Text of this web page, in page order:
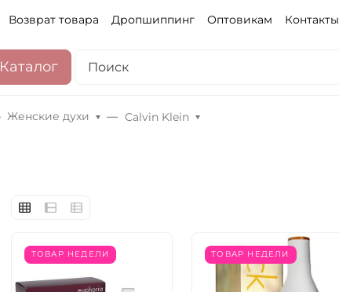
Возврат товара Дропшиппинг Оптовикам Контакты
Каталог
Женские духи Calvin Klein
ТОВАР НЕДЕЛИ ТОВАР НЕДЕЛИ